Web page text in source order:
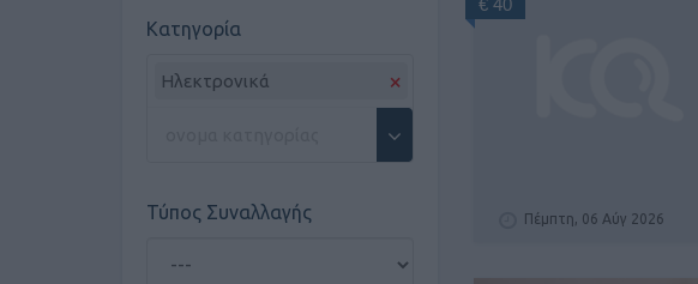
Κατηγορία
Ηλεκτρονικά ×
Τύπος Συναλλαγής
€ 40
Πέμπτη, 06 Αύγ 2026